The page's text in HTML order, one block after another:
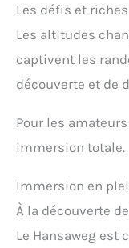
Les défis et
Les altitudes
captivent les
découverte et de
Pour les
immersion totale.
Immersion en
À la découverte
Le Hansaweg est